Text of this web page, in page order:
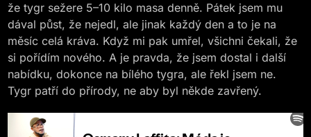
že tygr sežere 5–10 kilo masa denně. Pátek jsem mu
dával půst, že nejedl, ale jinak každý den a to je na
měsíc celá kráva. Když mi pak umřel, všichni čekali, že
si pořídím nového. A je pravda, že jsem dostal i další
nabídku, dokonce na bílého tygra, ale řekl jsem ne.
Tygr patří do přírody, ne aby byl někde zavřený.